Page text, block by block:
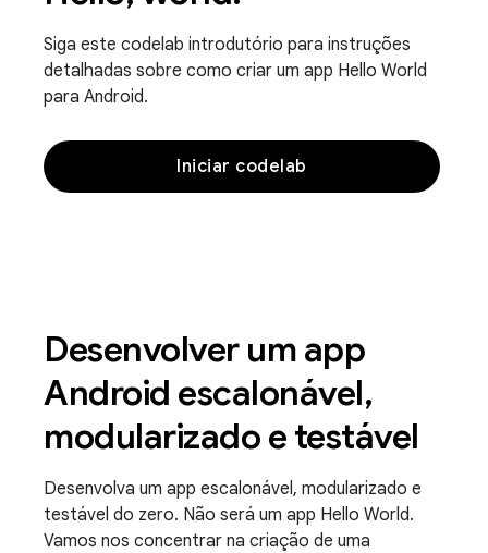
Siga este codelab introdutório para instruções
detalhadas sobre como criar um app Hello World
para Android.
Iniciar codelab
Desenvolver um app
Android escalonável,
modularizado e testável
Desenvolva um app escalonável, modularizado e
testável do zero. Não será um app Hello World.
Vamos nos concentrar na criação de uma